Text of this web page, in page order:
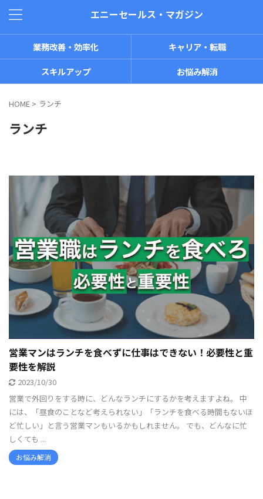
エニーセールス・マガジン
業務改善・効率化
キャリア・転職
スキルアップ
お悩み解消
HOME > ランチ
ランチ
営業マンはランチを食べずに仕事はできない！必要性と重
要性を解説
2023/10/30
営業で外回りをする時に、どんなランチにするかを考えますよね。 中
には、「昼食のことなど考えられない」「ランチを食べる時間もないほ
ど忙しい」と言う営業マンもいるかもしれません。 でも、どんなに忙
しくても ...
お悩み解消